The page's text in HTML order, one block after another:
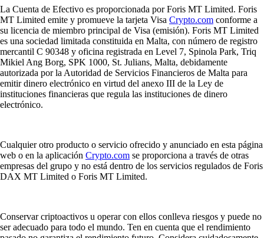
La Cuenta de Efectivo es proporcionada por Foris MT Limited. Foris
MT Limited emite y promueve la tarjeta Visa Crypto.com conforme a
su licencia de miembro principal de Visa (emisión). Foris MT Limited
es una sociedad limitada constituida en Malta, con número de registro
mercantil C 90348 y oficina registrada en Level 7, Spinola Park, Triq
Mikiel Ang Borg, SPK 1000, St. Julians, Malta, debidamente
autorizada por la Autoridad de Servicios Financieros de Malta para
emitir dinero electrónico en virtud del anexo III de la Ley de
instituciones financieras que regula las instituciones de dinero
electrónico.
Cualquier otro producto o servicio ofrecido y anunciado en esta página
web o en la aplicación Crypto.com se proporciona a través de otras
empresas del grupo y no está dentro de los servicios regulados de Foris
DAX MT Limited o Foris MT Limited.
Conservar criptoactivos u operar con ellos conlleva riesgos y puede no
ser adecuado para todo el mundo. Ten en cuenta que el rendimiento